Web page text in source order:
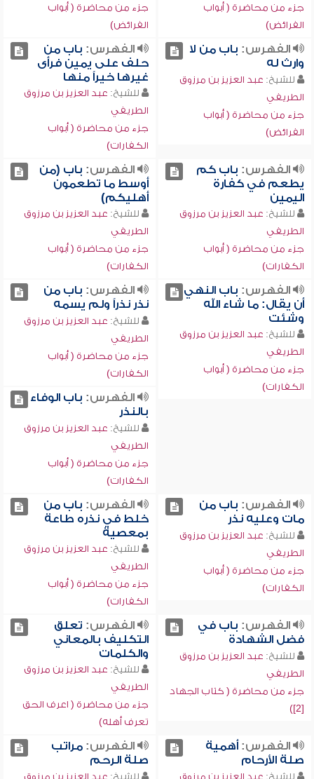
جزء من محاضرة ( أبواب
الفرائض)
جزء من محاضرة ( أبواب
الفرائض)
الفهرس: باب من لا
وارث له
للشيخ: عبد العزيز بن مرزوق
الطريفي
جزء من محاضرة ( أبواب
الفرائض)
الفهرس: باب من
حلف على يمين فرأى
غيرها خيراً منها
للشيخ: عبد العزيز بن مرزوق
الطريفي
جزء من محاضرة ( أبواب
الكفارات)
الفهرس: باب كم
يطعم في كفارة
اليمين
للشيخ: عبد العزيز بن مرزوق
الطريفي
جزء من محاضرة ( أبواب
الكفارات)
الفهرس: باب (من
أوسط ما تطعمون
أهليكم)
للشيخ: عبد العزيز بن مرزوق
الطريفي
جزء من محاضرة ( أبواب
الكفارات)
الفهرس: باب النهي
أن يقال: ما شاء الله
وشئت
للشيخ: عبد العزيز بن مرزوق
الطريفي
جزء من محاضرة ( أبواب
الكفارات)
الفهرس: باب من
نذر نذراً ولم يسمه
للشيخ: عبد العزيز بن مرزوق
الطريفي
جزء من محاضرة ( أبواب
الكفارات)
الفهرس: باب الوفاء
بالنذر
للشيخ: عبد العزيز بن مرزوق
الطريفي
جزء من محاضرة ( أبواب
الكفارات)
الفهرس: باب من
مات وعليه نذر
للشيخ: عبد العزيز بن مرزوق
الطريفي
جزء من محاضرة ( أبواب
الكفارات)
الفهرس: باب من
خلط في نذره طاعة
بمعصية
للشيخ: عبد العزيز بن مرزوق
الطريفي
جزء من محاضرة ( أبواب
الكفارات)
الفهرس: باب في
فضل الشهادة
للشيخ: عبد العزيز بن مرزوق
الطريفي
جزء من محاضرة ( كتاب الجهاد
[2])
الفهرس: تعلق
التكليف بالمعاني
والكلمات
للشيخ: عبد العزيز بن مرزوق
الطريفي
جزء من محاضرة ( اعرف الحق
تعرف أهله)
الفهرس:أهمية
صلة الأرحام
للشيخ: عبد العزيز بن مرزوق
الفهرس:مراتب
صلة الرحم
للشيخ: عبد العزيز بن مرزوق